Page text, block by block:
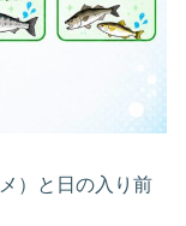
）と日の入り前